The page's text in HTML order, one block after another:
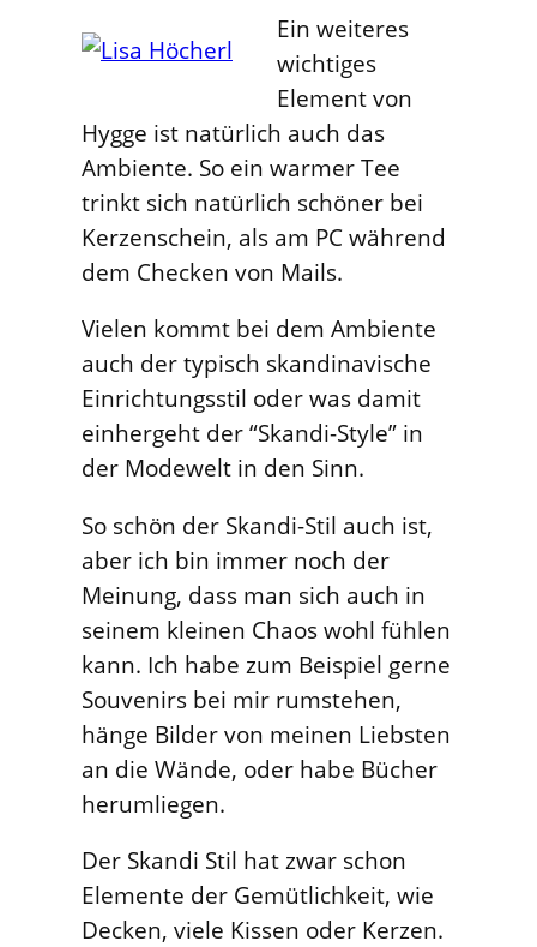
Ein weiteres
wichtiges
Element von
Hygge ist natürlich auch das
Ambiente. So ein warmer Tee
trinkt sich natürlich schöner bei
Kerzenschein, als am PC während
dem Checken von Mails.
Vielen kommt bei dem Ambiente
auch der typisch skandinavische
Einrichtungsstil oder was damit
einhergeht der “Skandi-Style” in
der Modewelt in den Sinn.
So schön der Skandi-Stil auch ist,
aber ich bin immer noch der
Meinung, dass man sich auch in
seinem kleinen Chaos wohl fühlen
kann. Ich habe zum Beispiel gerne
Souvenirs bei mir rumstehen,
hänge Bilder von meinen Liebsten
an die Wände, oder habe Bücher
herumliegen.
Der Skandi Stil hat zwar schon
Elemente der Gemütlichkeit, wie
Decken, viele Kissen oder Kerzen.